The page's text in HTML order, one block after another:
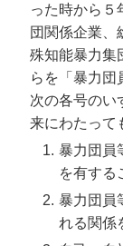
った時から５
団関係企業、
殊知能暴力集
らを「暴力団
次の各号のい
来にわたって
暴力団員
を有する
暴力団員
れる関係